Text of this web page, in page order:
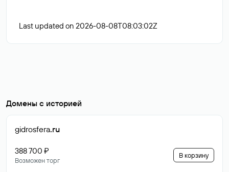
Last updated on 2026-08-08T08:03:02Z
Домены с историей
gidrosfera.ru
388 700 ₽
Возможен торг
В корзину